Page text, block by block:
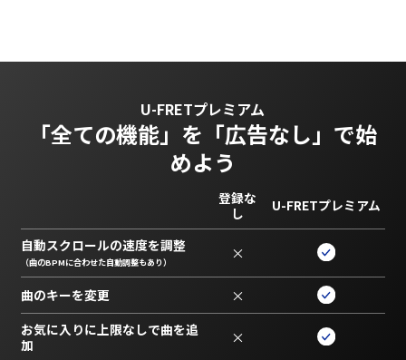
U-FRETプレミアム
「全ての機能」を 「広告なし」で始
めよう
登録な
し
U-FRETプレミアム
自動スクロールの速度を調整
（曲のBPMに合わせた自動調整もあり） ×
曲のキーを変更 ×
お気に入りに上限なしで曲を追
加
×